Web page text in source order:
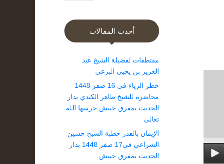
أحدث المقالات
مقتطفات لفضيلة الشيخ عبد
العزيز بن يحيى البرعي
خطر الرياء في 16 صفر 1448
محاضرة للشيخ طاهر الكندي بدار
الحديث بمفرق حبيش حرسها الله
تعالى
الإيمان بالقدر خطبة الشيخ حسين
الشراعي في17 صفر 1448 بدار
الحديث بمفرق حبيش